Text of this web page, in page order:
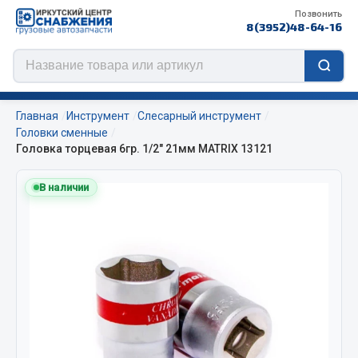
Позвонить
8(3952)48-64-16
Цепи противоскольжения
Изготовление цепей на колеса BOHU
Главная Инструмент
Слесарный инструмент
Головки сменные
Головка торцевая 6гр. 1/2" 21мм MATRIX 13121
В наличии